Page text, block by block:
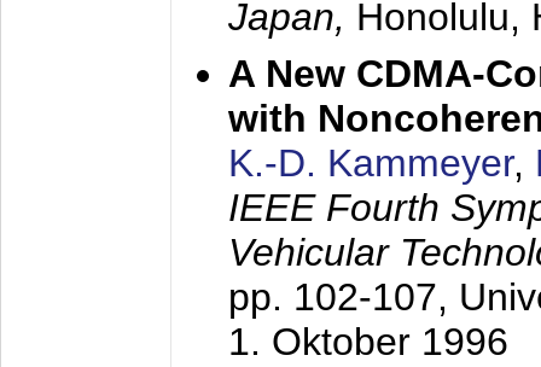
Japan, Honolulu,
A New CDMA-
with
K.-D. Kammeyer,
IEEE Fourth
Vehicular
pp. 102-107,
1. Oktober 1996